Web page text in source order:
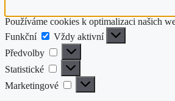
Používáme cookies k optimalizaci našich
Funkční
Funkční
Vždy aktivní
Předvolby
Předvolby
Statistické Statistické
Marketingové Marketingové